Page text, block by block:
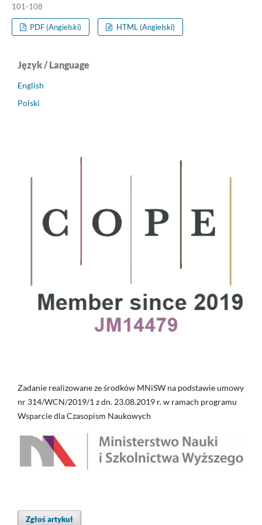
101-108
PDF (Angielski) HTML (Angielski)
Język / Language
English
Polski
Zadanie realizowane ze środków MNiSW na podstawie umowy
nr 314/WCN/2019/1 z dn. 23.08.2019 r. w ramach programu
Wsparcie dla Czasopism Naukowych
Zgłoś artykuł